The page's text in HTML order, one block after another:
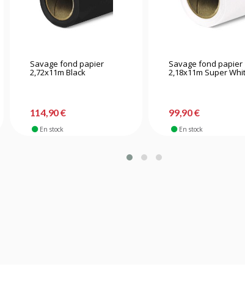
Savage fond papier
2,72x11m Black
114,90 €
En stock
Savage fond papier
2,18x11m Super
99,90 €
En stock